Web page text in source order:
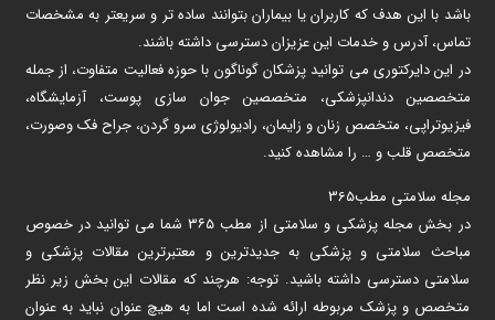
باشد با این هدف که کاربران یا بیماران بتوانند ساده تر و سریعتر به مشخصات
تماس، آدرس و خدمات این عزیزان دسترسی داشته باشند.
در این دایرکتوری می توانید پزشکان گوناگون با حوزه فعالیت متفاوت، از جمله
متخصصین دندانپزشکی، متخصصین جوان سازی پوست، آزمایشگاه،
فیزیوتراپی، متخصص زنان و زایمان، رادیولوژی سرو گردن، جراح فک وصورت،
متخصص قلب و … را مشاهده کنید.
مجله سلامتی مطب365
در بخش مجله پزشکی و سلامتی از مطب ۳۶۵ شما می توانید در خصوص
مباحث سلامتی و پزشکی به جدیدترین و معتبرترین مقالات پزشکی و
سلامتی دسترسی داشته باشید. توجه: هرچند که مقالات این بخش زیر نظر
متخصص و پزشک مربوطه ارائه شده است اما به هیچ عنوان نباید به عنوان